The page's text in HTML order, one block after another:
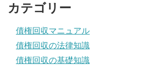
カテゴリー
債権回収マニュアル
債権回収の法律知識
債権回収の基礎知識